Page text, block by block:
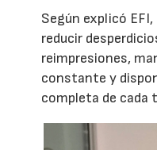
Según explicó
reducir
reimpresiones,
constante y
completa de cada